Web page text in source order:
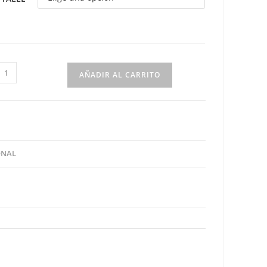
Vestido
AÑADIR AL CARRITO